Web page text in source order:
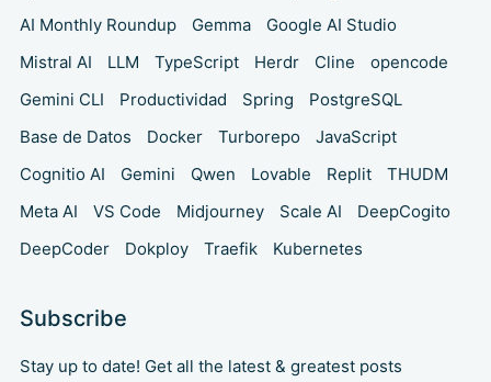
AI Monthly Roundup
Gemma
Google AI Studio
Mistral AI
LLM TypeScript Herdr Cline
opencode
Gemini CLI
Productividad Spring
PostgreSQL
Base de Datos
Docker Turborepo
JavaScript
Cognitio AI
Gemini Qwen Lovable Replit
THUDM
Meta AI
VS Code Midjourney Scale AI
DeepCogito
DeepCoder
Dokploy Traefik Kubernetes
Subscribe
Stay up to date! Get all the latest & greatest posts